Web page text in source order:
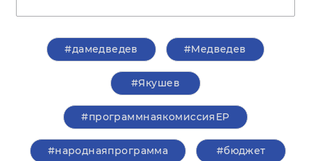
#дамедведев #Медведев
#Якушев
#программнаякомиссияЕР
#народнаяпрограмма #бюджет